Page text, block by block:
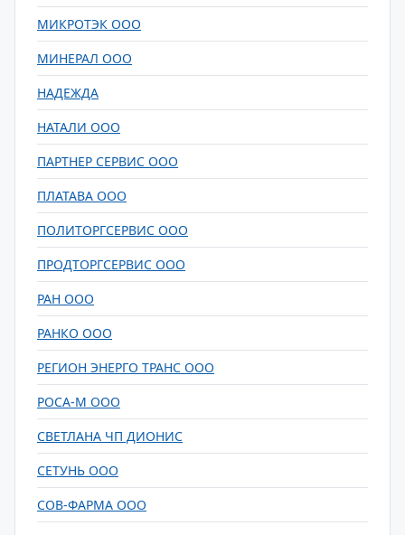
МИКРОТЭК ООО
МИНЕРАЛ ООО
НАДЕЖДА
НАТАЛИ ООО
ПАРТНЕР СЕРВИС ООО
ПЛАТАВА ООО
ПОЛИТОРГСЕРВИС ООО
ПРОДТОРГСЕРВИС ООО
РАН ООО
РАНКО ООО
РЕГИОН ЭНЕРГО ТРАНС ООО
РОСА-М ООО
СВЕТЛАНА ЧП ДИОНИС
СЕТУНЬ ООО
СОВ-ФАРМА ООО